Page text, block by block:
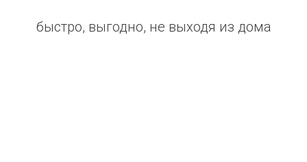
быстро, выгодно, не выходя из дома